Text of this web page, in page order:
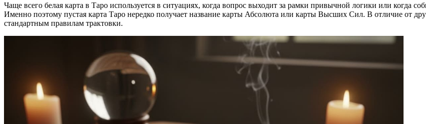
Чаще всего белая карта в Таро используется в ситуациях, когда вопрос выходит за рамки привычной логики или когда
Именно поэтому пустая карта Таро нередко получает название карты Абсолюта или карты Высших Сил. В отличие от
стандартным правилам трактовки.